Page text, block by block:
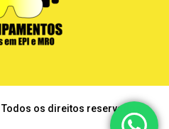
Todos os direitos reservados.